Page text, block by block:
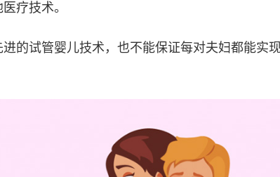
疗技术。
的试管婴儿技术，也不能保证每对夫妇都能实